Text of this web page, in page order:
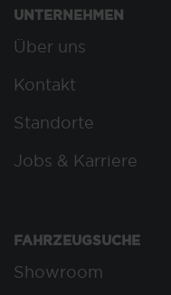
UNTERNEHMEN
Über uns
Kontakt
Standorte
Jobs & Karriere
FAHRZEUGSUCHE
Showroom